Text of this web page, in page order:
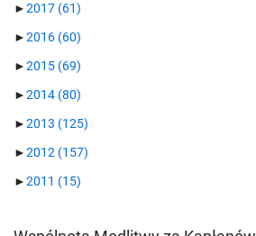
►2017 (61)
►2016 (60)
►2015 (69)
►2014 (80)
►2013 (125)
►2012 (157)
►2011 (15)